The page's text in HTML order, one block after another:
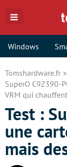
Windows
Tomshardware.fr
SuperO C9Z390-
VRM qui chauffent
Test :
une
mais